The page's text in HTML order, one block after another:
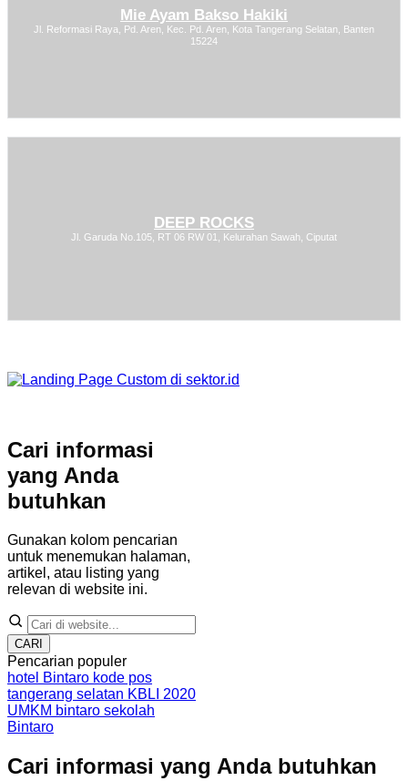
Mie Ayam Bakso Hakiki
Jl. Reformasi Raya, Pd. Aren, Kec. Pd. Aren, Kota Tangerang Selatan, Banten
15224
DEEP ROCKS
Jl. Garuda No.105, RT 06 RW 01, Kelurahan Sawah, Ciputat
Cari informasi
yang Anda
butuhkan
Gunakan kolom pencarian
untuk menemukan halaman,
artikel, atau listing yang
relevan di website ini.
CARI
Pencarian populer
hotel Bintaro kode pos
tangerang selatan KBLI 2020
UMKM bintaro sekolah
Bintaro
Cari informasi yang Anda butuhkan